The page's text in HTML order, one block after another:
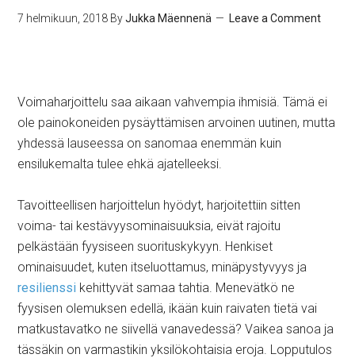
7 helmikuun, 2018 ByJukka Mäennenä Leave a Comment
Voimaharjoittelu saa aikaan vahvempia ihmisiä. Tämä ei
ole painokoneiden pysäyttämisen arvoinen uutinen, mutta
yhdessä lauseessa on sanomaa enemmän kuin
ensilukemalta tulee ehkä ajatelleeksi.
Tavoitteellisen harjoittelun hyödyt, harjoitettiin sitten
voima- tai kestävyysominaisuuksia, eivät rajoitu
pelkästään fyysiseen suorituskykyyn. Henkiset
ominaisuudet, kuten itseluottamus, minäpystyvyys ja
resilienssi kehittyvät samaa tahtia. Menevätkö ne
fyysisen olemuksen edellä, ikään kuin raivaten tietä vai
matkustavatko ne siivellä vanavedessä? Vaikea sanoa ja
tässäkin on varmastikin yksilökohtaisia eroja. Lopputulos